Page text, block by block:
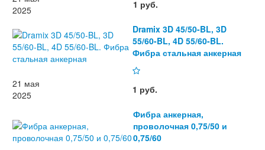
2025
1 руб.
Dramix 3D 45/50-BL, 3D
55/60-BL, 4D 55/60-BL.
Фибра стальная анкерная
21 мая
2025
1 руб.
Фибра анкерная,
проволочная 0,75/50 и
0,75/60